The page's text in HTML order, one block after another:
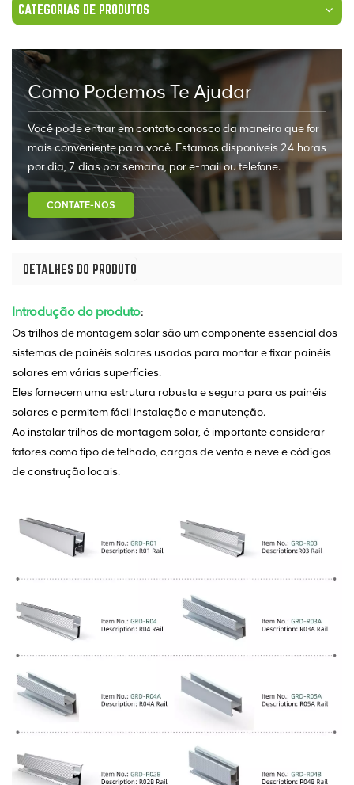
CATEGORIAS DE PRODUTOS
Como Podemos Te Ajudar
Você pode entrar em contato conosco da maneira que for
mais conveniente para você. Estamos disponíveis 24 horas
por dia, 7 dias por semana, por e-mail ou telefone.
CONTATE-NOS
DETALHES DO PRODUTO
Introdução do produto:
Os trilhos de montagem solar são um componente essencial dos
sistemas de painéis solares usados para montar e fixar painéis
solares em várias superfícies.
Eles fornecem uma estrutura robusta e segura para os painéis
solares e permitem fácil instalação e manutenção.
Ao instalar trilhos de montagem solar, é importante considerar
fatores como tipo de telhado, cargas de vento e neve e códigos
de construção locais.